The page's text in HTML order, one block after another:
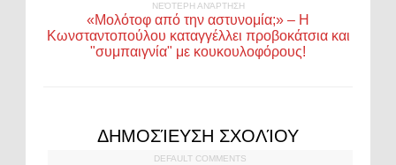
ΝΕΌΤΕΡΗ ΑΝΆΡΤΗΣΗ
«Μολότοφ από την αστυνομία;» – Η
Κωνσταντοπούλου καταγγέλλει προβοκάτσια και
"συμπαιγνία" με κουκουλοφόρους!
ΔΗΜΟΣΊΕΥΣΗ ΣΧΟΛΊΟΥ
DEFAULT COMMENTS